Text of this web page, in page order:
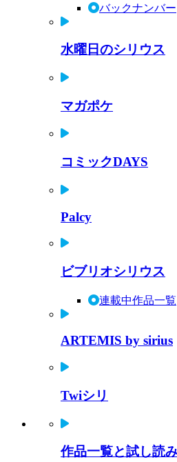
バックナンバー
水曜日のシリウス
マガポケ
コミックDAYS
Palcy
ビブリオシリウス
連載中作品一覧
ARTEMIS by sirius
Twiシリ
作品一覧と試し読